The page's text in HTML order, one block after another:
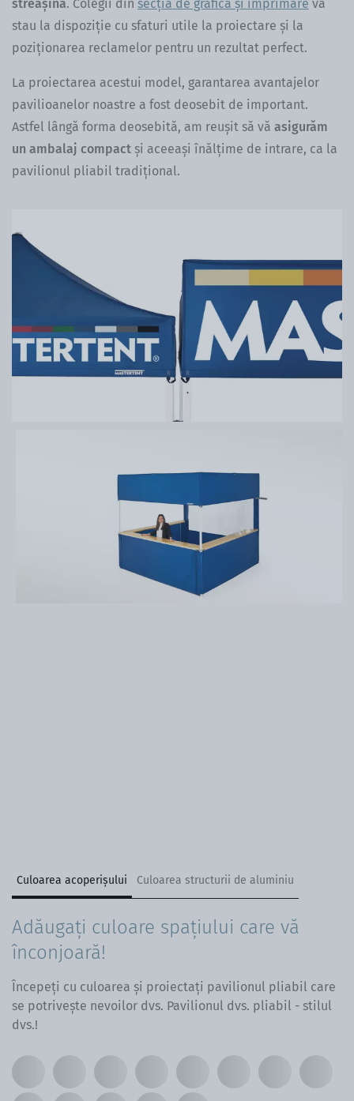
streașină. Colegii din secția de grafică și imprimare vă
stau la dispoziție cu sfaturi utile la proiectare și la
poziționarea reclamelor pentru un rezultat perfect.
La proiectarea acestui model, garantarea avantajelor
pavilioanelor noastre a fost deosebit de important.
Astfel lângă forma deosebită, am reușit să vă asigurăm
un ambalaj compact și aceeași înălțime de intrare, ca la
pavilionul pliabil tradițional.
Culoarea acoperișului Culoarea structurii de aluminiu
Adăugați culoare spațiului care vă
înconjoară!
Începeți cu culoarea și proiectați pavilionul pliabil care
se potrivește nevoilor dvs. Pavilionul dvs. pliabil - stilul
dvs.!